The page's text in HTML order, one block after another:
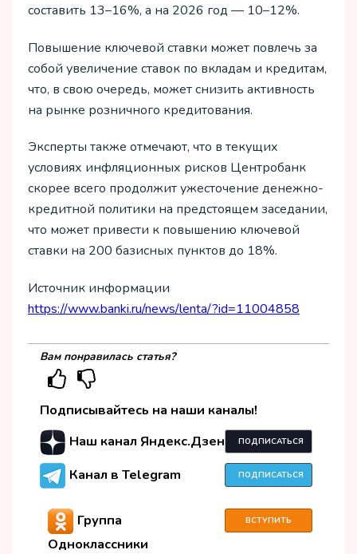
составить 13–16%, а на 2026 год — 10–12%.
Повышение ключевой ставки может повлечь за
собой увеличение ставок по вкладам и кредитам,
что, в свою очередь, может снизить активность
на рынке розничного кредитования.
Эксперты также отмечают, что в текущих
условиях инфляционных рисков Центробанк
скорее всего продолжит ужесточение денежно-
кредитной политики на предстоящем заседании,
что может привести к повышению ключевой
ставки на 200 базисных пунктов до 18%.
Источник информации
https://www.banki.ru/news/lenta/?id=11004858
Вам понравилась статья?
Подписывайтесь на наши каналы!
Наш канал Яндекс.Дзен
ПОДПИСАТЬСЯ
Канал в Telegram ПОДПИСАТЬСЯ
Группа
Одноклассники
ВСТУПИТЬ